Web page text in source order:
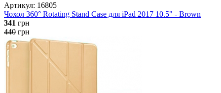
Артикул: 16805
Чохол 360° Rotating Stand Case для iPad 2017 10.5" - Brown
341 грн
440 грн